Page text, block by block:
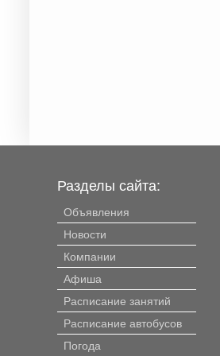
Разделы сайта:
Объявления
Новости
Компании
Афиша
Расписание занятий
Расписание автобусов
Погода